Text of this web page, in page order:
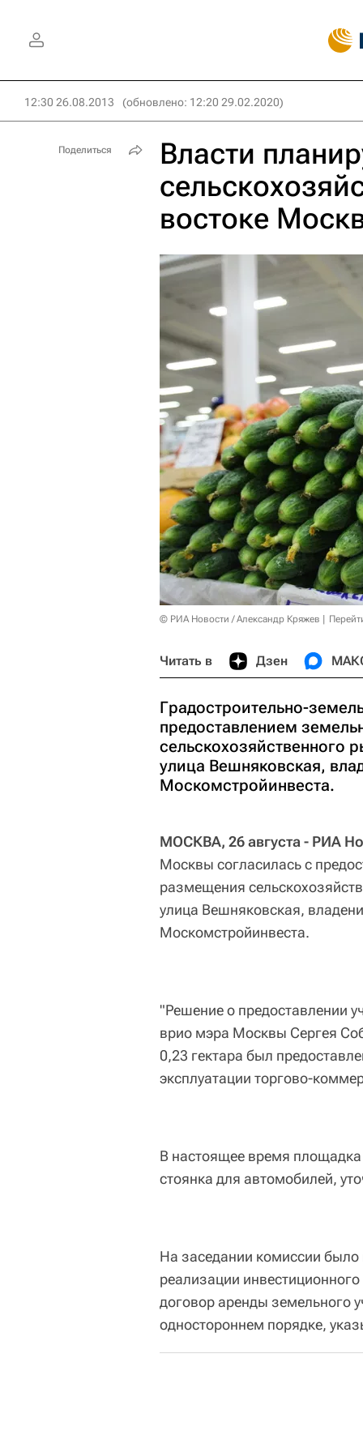
12:30 26.08.2013 (обновлено: 12:20 29.02.2020)
Власти
востоке
© РИА Новости / Александр Кряжев
Читать в Дзен
Градостроительно-
предоставлением
сельскохозяйственного
улица Вешняковская,
Москомстройинвеста.
МОСКВА, 26 августа - РИА
Москвы согласилась с
размещения
улица Вешняковская,
Москомстройинвеста.
"Решение о предоставлении
врио мэра Москвы Сергея
0,23 гектара был
эксплуатации торгово-
В настоящее время
стоянка для автомобилей,
На заседании комиссии
реализации
договор аренды земельного
одностороннем порядке,
Поделиться